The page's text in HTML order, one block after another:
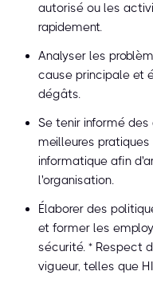
autorisé ou les
rapidement.
Analyser les
cause principale et
dégâts.
Se tenir informé
meilleures
informatique afin
l'organisation.
Élaborer des
et former les
sécurité. * Respect
vigueur, telles que